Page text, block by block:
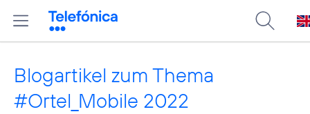
Blogartikel zum Thema
#Ortel_Mobile 2022